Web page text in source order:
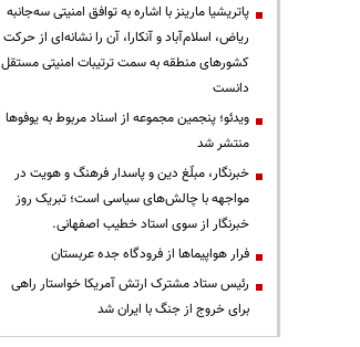
پاتریشیا مارینز با اشاره به توافق امنیتی سه‌جانبه
ریاض، اسلام‌آباد و آنکارا، آن را نشانه‌ای از حرکت
کشورهای منطقه به سمت ترتیبات امنیتی مستقل
دانست
ویدئو؛ پنجمین مجموعه از اسناد مربوط به یوفوها
منتشر شد
خبرنگار، مبلّغ دین و پاسدار فرهنگ و هویت در
مواجهه با چالش‌های سیاسی است؛ تبریک روز
خبرنگار از سوی استاد خطیب اصفهانی.
فرار هواپیماها از فرودگاه جده عربستان
رئیس ستاد مشترک ارتش آمریکا خواستار راهی
برای خروج از جنگ با ایران شد